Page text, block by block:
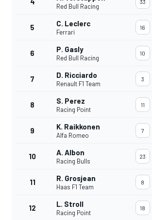
MONOPOSTO
Red Bull Racing
33
5 C. Leclerc
Ferrari
16
6 P. Gasly
Red Bull Racing
10
7 D. Ricciardo
Renault F1 Team
3
8 S. Perez
Racing Point
11
9 K. Raikkonen
Alfa Romeo
7
10 A. Albon
Racing Bulls
23
11 R. Grosjean
Haas F1 Team
8
12 L. Stroll
Racing Point
18